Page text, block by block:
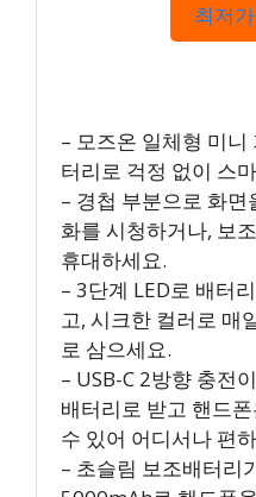
최저
– 모즈온 일체형 미
터리로 걱정 없이 스
– 경첩 부분으로 화
화를 시청하거나, 보
휴대하세요.
– 3단계 LED로 배터
고, 시크한 컬러로 매
로 삼으세요.
– USB-C 2방향 충전
배터리로 받고 핸드
수 있어 어디서나 편
– 초슬림 보조배터리